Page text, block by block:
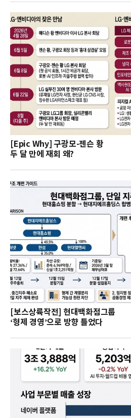
[Epic Why] 구광모-젠슨 황
두 달 만에 재회 왜?
[보스상륙작전] 현대백화점그룹
‘형제 경영’으로 방향 틀었다